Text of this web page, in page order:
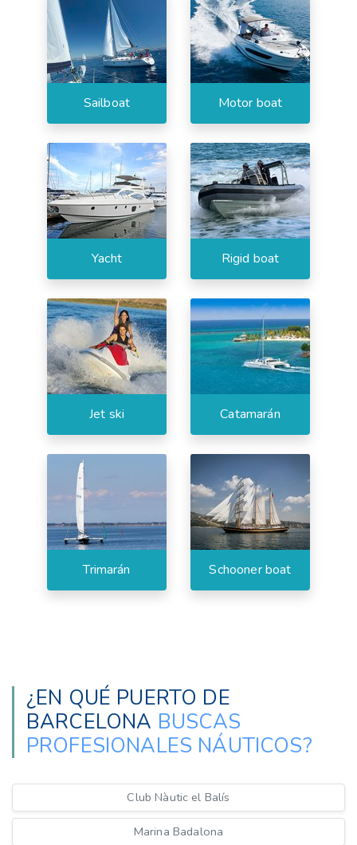
Sailboat Motor boat
Yacht Rigid boat
Jet ski Catamarán
Trimarán Schooner boat
¿EN QUÉ PUERTO DE
BARCELONA BUSCAS
PROFESIONALES NÁUTICOS?
Club Nàutic el Balís
Marina Badalona